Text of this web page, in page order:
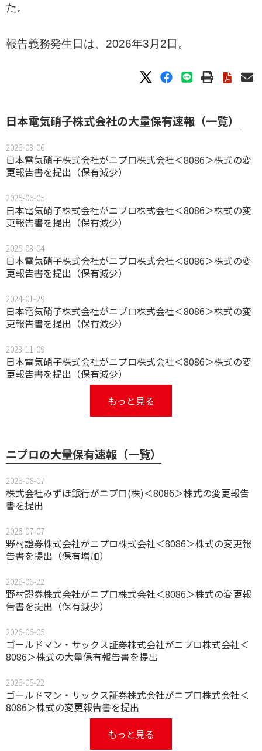
た。
報告義務発生日は、2026年3月2日。
日本電気硝子株式会社の大量保有速報（一覧）
2026-03-06
日本電気硝子株式会社がニプロ株式会社＜8086＞株式の変
更報告書を提出（保有減少）
2025-06-05
日本電気硝子株式会社がニプロ株式会社＜8086＞株式の変
更報告書を提出（保有減少）
2025-03-04
日本電気硝子株式会社がニプロ株式会社＜8086＞株式の変
更報告書を提出（保有減少）
2024-01-29
日本電気硝子株式会社がニプロ株式会社＜8086＞株式の変
更報告書を提出（保有減少）
2023-11-09
日本電気硝子株式会社がニプロ株式会社＜8086＞株式の変
更報告書を提出（保有減少）
もっと見る
ニプロの大量保有速報（一覧）
2026-08-07
株式会社みずほ銀行がニプロ(株)＜8086＞株式の変更報告
書を提出
2026-07-07
野村證券株式会社がニプロ株式会社＜8086＞株式の変更報
告書を提出（保有増加）
2026-06-22
野村證券株式会社がニプロ株式会社＜8086＞株式の変更報
告書を提出（保有減少）
2026-06-05
ゴールドマン・サックス証券株式会社がニプロ株式会社＜
8086＞株式の大量保有報告書を提出
2026-05-22
ゴールドマン・サックス証券株式会社がニプロ株式会社＜
8086＞株式の変更報告書を提出
もっと見る